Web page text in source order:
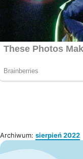
Archiwum: sierpień 2022